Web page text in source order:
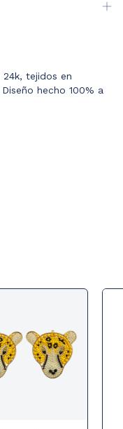
tejidos en
hecho 100% a